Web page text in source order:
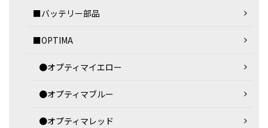
■バッテリー部品
■OPTIMA
●オプティマイエロー
●オプティマブルー
●オプティマレッド